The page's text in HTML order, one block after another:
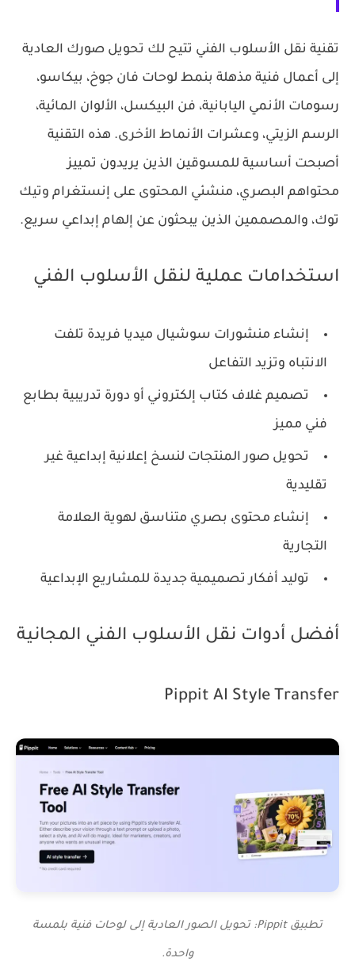
تقنية نقل الأسلوب الفني تتيح لك تحويل صورك العادية
إلى أعمال فنية مذهلة بنمط لوحات فان جوخ، بيكاسو،
رسومات الأنمي اليابانية، فن البيكسل، الألوان المائية،
الرسم الزيتي، وعشرات الأنماط الأخرى. هذه التقنية
أصبحت أساسية للمسوقين الذين يريدون تمييز
محتواهم البصري، منشئي المحتوى على إنستغرام وتيك
توك، والمصممين الذين يبحثون عن إلهام إبداعي سريع.
استخدامات عملية لنقل الأسلوب الفني
إنشاء منشورات سوشيال ميديا فريدة تلفت
الانتباه وتزيد التفاعل
تصميم غلاف كتاب إلكتروني أو دورة تدريبية بطابع
فني مميز
تحويل صور المنتجات لنسخ إعلانية إبداعية غير
تقليدية
إنشاء محتوى بصري متناسق لهوية العلامة
التجارية
توليد أفكار تصميمية جديدة للمشاريع الإبداعية
أفضل أدوات نقل الأسلوب الفني المجانية
Pippit AI Style Transfer
تطبيق Pippit: تحويل الصور العادية إلى لوحات فنية بلمسة
واحدة.